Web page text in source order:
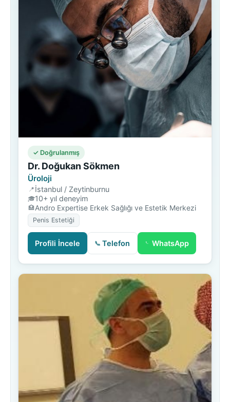
✓ Doğrulanmış
Dr. Doğukan Sökmen
Üroloji
İstanbul / Zeytinburnu
10+ yıl deneyim
Andro Expertise Erkek Sağlığı ve Estetik Merkezi
Penis Estetiği
Profili İncele Telefon WhatsApp